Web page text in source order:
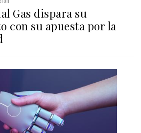
Gas dispara su
con su apuesta por la